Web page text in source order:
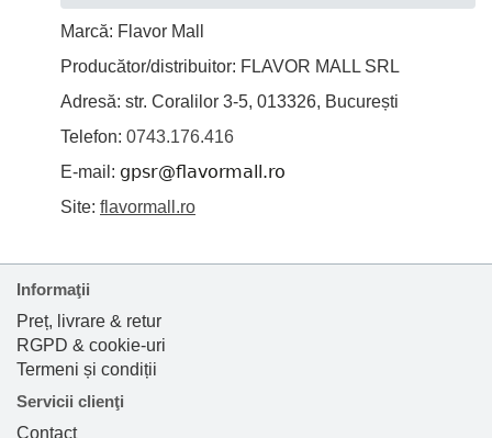
Marcă: Flavor Mall
Producător/distribuitor: FLAVOR MALL SRL
Adresă: str. Coralilor 3-5, 013326, București
Telefon: 0743.176.416
E-mail:
Site: flavormall.ro
Informaţii
Preț, livrare & retur
RGPD & cookie-uri
Termeni și condiții
Servicii clienţi
Contact